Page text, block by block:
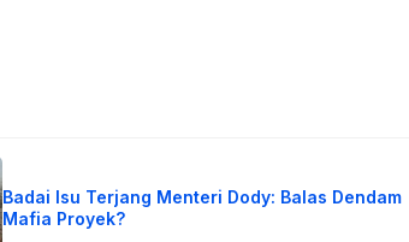
Badai Isu Terjang Menteri Dody: Balas Dendam
Mafia Proyek?